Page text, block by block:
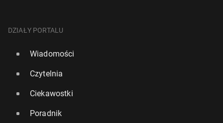
DZIAŁY PORTALU
Wiadomości
Czytelnia
Ciekawostki
Poradnik